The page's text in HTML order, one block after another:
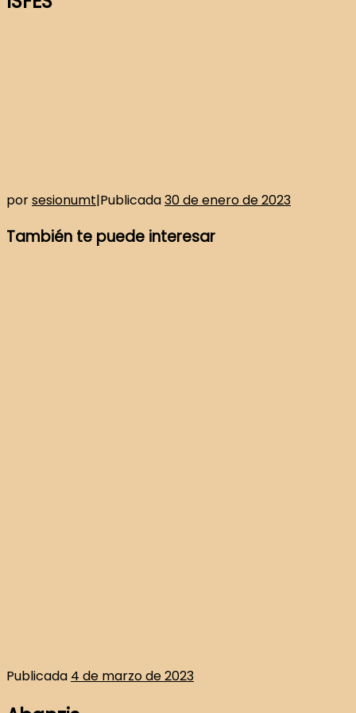
porsesionumt|Publicada30 de enero de 2023
También te puede interesar
Publicada 4 de marzo de 2023